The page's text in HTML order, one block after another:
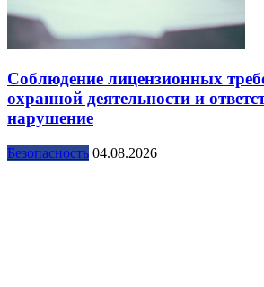
Соблюдение лицензионных
охранной деятельности и
нарушение
Безопасность 04.08.2026